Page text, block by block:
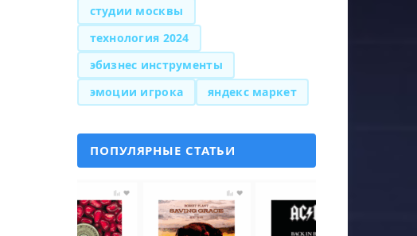
студии москвы
технология 2024
эбизнес инструменты
эмоции игрока
яндекс маркет
ПОПУЛЯРНЫЕ СТАТЬИ